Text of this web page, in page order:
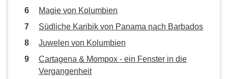
Magie von Kolumbien
Südliche Karibik von Panama nach Barbados
Juwelen von Kolumbien
Cartagena & Mompox - ein Fenster in die
Vergangenheit